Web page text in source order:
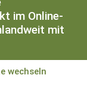
im Online-
mit